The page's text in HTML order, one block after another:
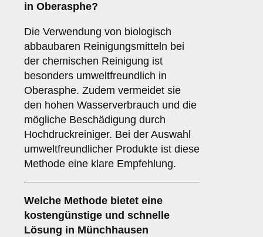
in Oberasphe?
Die Verwendung von biologisch
abbaubaren Reinigungsmitteln bei
der chemischen Reinigung ist
besonders umweltfreundlich in
Oberasphe. Zudem vermeidet sie
den hohen Wasserverbrauch und die
mögliche Beschädigung durch
Hochdruckreiniger. Bei der Auswahl
umweltfreundlicher Produkte ist diese
Methode eine klare Empfehlung.
Welche Methode bietet eine
kostengünstige und schnelle
Lösung in Münchhausen